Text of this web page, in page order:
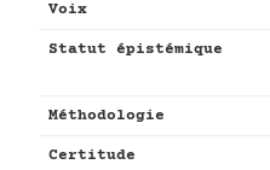
Voix
Statut épistémique
Méthodologie
Certitude